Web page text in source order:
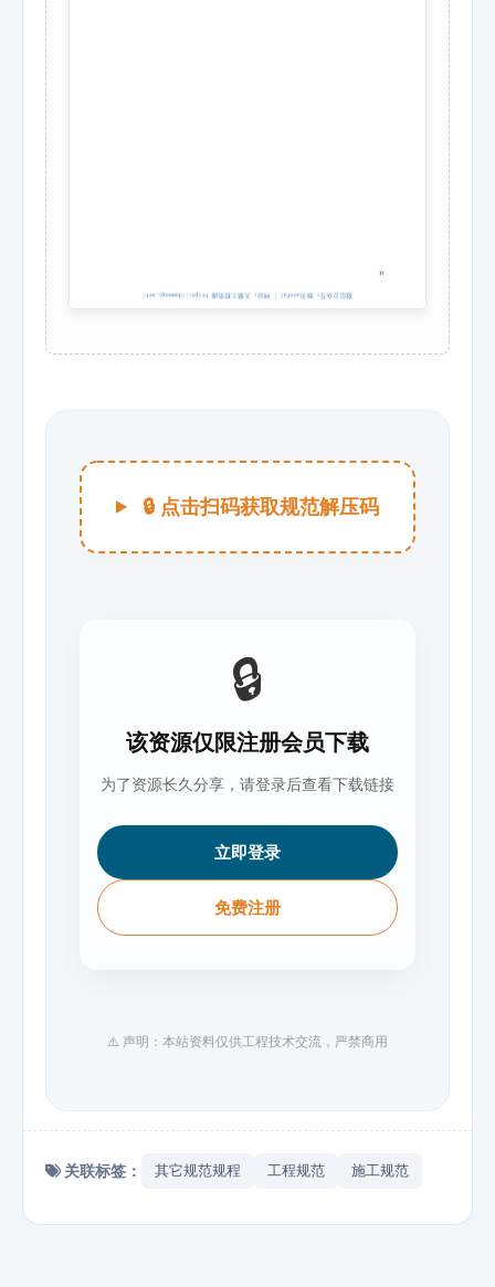
🔒 点击扫码获取规范解压码
🔒
该资源仅限注册会员下载
为了资源长久分享，请登录后查看下载链接
立即登录
免费注册
⚠️ 声明：本站资料仅供工程技术交流，严禁商用
关联标签： 其它规范规程 工程规范 施工规范